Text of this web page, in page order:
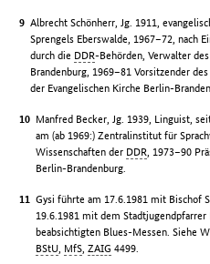
Albrecht Schönherr, Jg. 1911,
Sprengels Eberswalde, 1967–72, nach
durch die DDR-Behörden, Verwalter
Brandenburg, 1969–81 Vorsitzender des
der Evangelischen Kirche Berlin-
Manfred Becker, Jg. 1939, Linguist,
am (ab 1969:) Zentralinstitut für
Wissenschaften der DDR , 1973–90
Berlin-Brandenburg.
Gysi führte am 17.6.1981 mit Bischof
19.6.1981 mit dem Stadtjugendpfarrer
beabsichtigten Blues-Messen. Siehe
BStU MfS ,ZAIG 4499.